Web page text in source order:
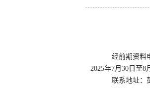
经前期资料
2025年7月30日至8
联系地址：